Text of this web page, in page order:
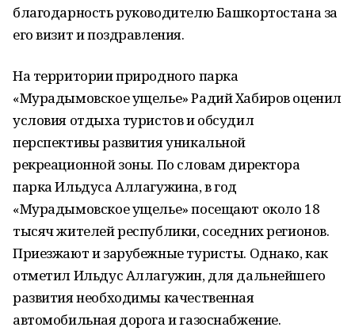
благодарность руководителю Башкортостана за
его визит и поздравления.
На территории природного парка
«Мурадымовское ущелье» Радий Хабиров оценил
условия отдыха туристов и обсудил
перспективы развития уникальной
рекреационной зоны. По словам директора
парка Ильдуса Аллагужина, в год
«Мурадымовское ущелье» посещают около 18
тысяч жителей республики, соседних регионов.
Приезжают и зарубежные туристы. Однако, как
отметил Ильдус Аллагужин, для дальнейшего
развития необходимы качественная
автомобильная дорога и газоснабжение.